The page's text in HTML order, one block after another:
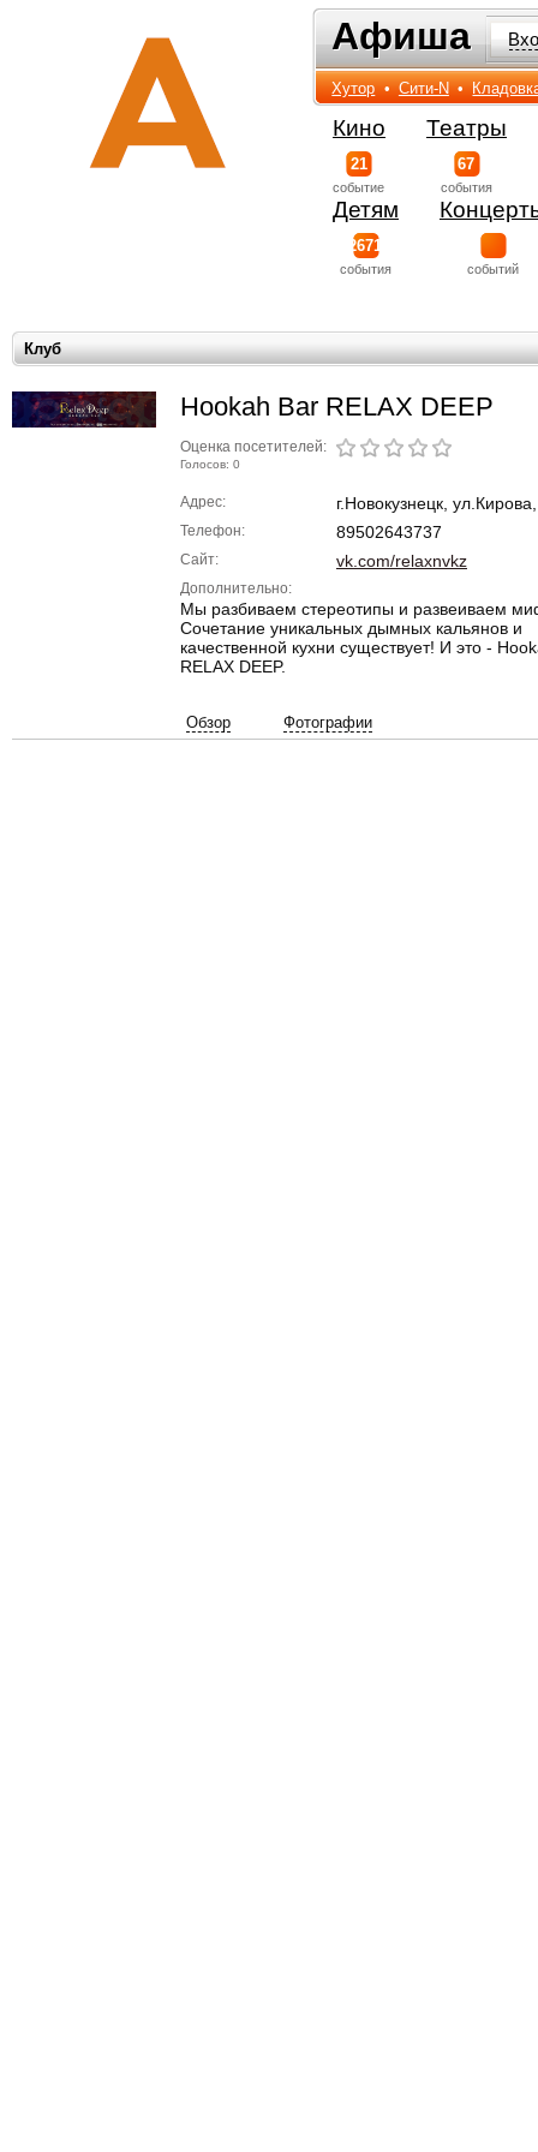
Афиша
Афиша
Хутор • Сити-N •
Кино
21
событиe
Театры
67
события
Детям
2671
события событий
Клуб
Hookah Bar RELAX DEEP
Оценка посетителей:
Голосов: 0
Адрес: г.Новокузнецк,
Телефон: 89502643737
Сайт: vk.com/relaxnvkz
Дополнительно:
Мы разбиваем стереотипы и развеиваем
Сочетание уникальных дымных кальянов и
качественной кухни существует! И это -
RELAX DEEP.
Обзор Фотографии